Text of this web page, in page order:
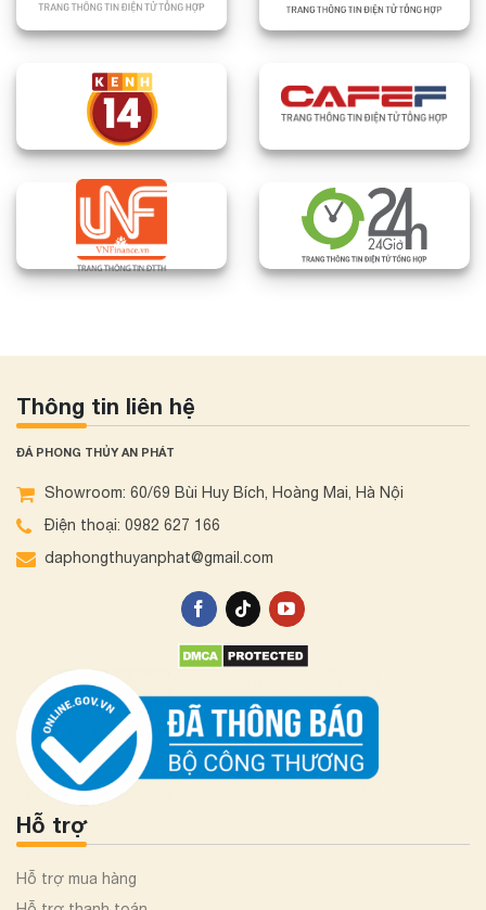
Thông tin liên hệ
ĐÁ PHONG THỦY AN PHÁT
Showroom: 60/69 Bùi Huy Bích, Hoàng Mai, Hà Nội
Điện thoại: 0982 627 166
daphongthuyanphat@gmail.com
Hỗ trợ
Hỗ trợ mua hàng